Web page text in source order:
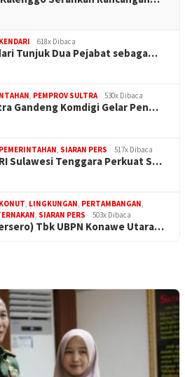
KENDARI 618x Dibaca
Tunjuk Dua Pejabat sebaga…
PEMPROV SULTRA 530x Dibaca
Gandeng Komdigi Gelar Pen…
PEMERINTAHAN SIARAN PERS 517x Dibaca
Sulawesi Tenggara Perkuat S…
KONUT LINGKUNGAN PERTAMBANGAN
SIARAN PERS 503x Dibaca
Tbk UBPN Konawe Utara…